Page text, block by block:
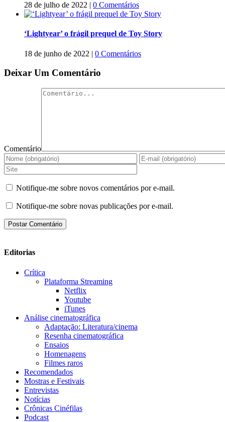
28 de julho de 2022 | 0 Comentários
‘Lightyear’ o frágil prequel de Toy Story
18 de junho de 2022 | 0 Comentários
Deixar Um Comentário
Comentário
Notifique-me sobre novos comentários por e-mail.
Notifique-me sobre novas publicações por e-mail.
Editorias
Crítica
Plataforma Streaming
Netflix
Youtube
iTunes
Análise cinematográfica
Adaptação: Literatura/cinema
Resenha cinematográfica
Ensaios
Homenagens
Filmes raros
Recomendados
Mostras e Festivais
Entrevistas
Notícias
Crônicas Cinéfilas
Podcast